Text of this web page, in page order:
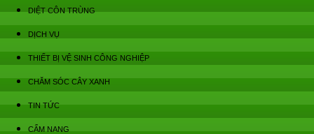
DIỆT CÔN TRÙNG
DỊCH VỤ
THIẾT BỊ VỆ SINH CÔNG NGHIỆP
CHĂM SÓC CÂY XANH
TIN TỨC
CẨM NANG